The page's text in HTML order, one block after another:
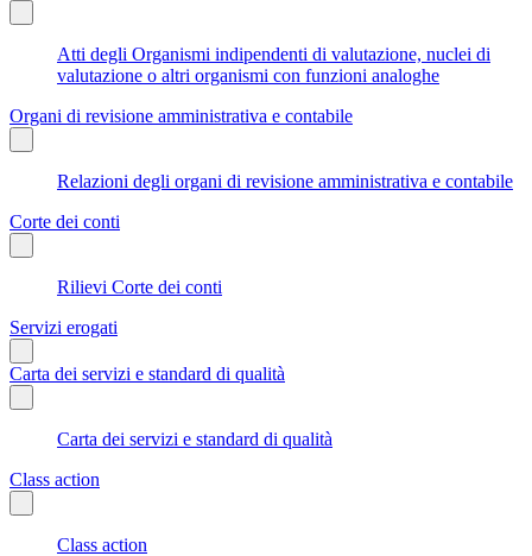
Atti degli Organismi indipendenti di valutazione, nuclei di
valutazione o altri organismi con funzioni analoghe
Organi di revisione amministrativa e contabile
Relazioni degli organi di revisione amministrativa e contabile
Corte dei conti
Rilievi Corte dei conti
Servizi erogati
Carta dei servizi e standard di qualità
Carta dei servizi e standard di qualità
Class action
Class action